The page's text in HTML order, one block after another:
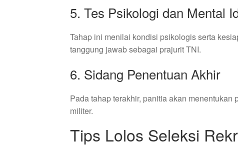
5. Tes Psikologi dan Mental
Tahap ini menilai kondisi psikologis serta
tanggung jawab sebagai prajurit TNI.
6. Sidang Penentuan Akhir
Pada tahap terakhir, panitia akan
militer.
Tips Lolos Seleksi